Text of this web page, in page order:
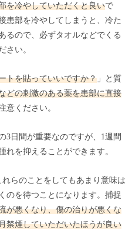
を冷やしていただくと良いで
患部を冷やしてしまうと、冷た
るので、必ずタオルなどでくる
さい。
トを貼っていいですか？ 」と質
どの刺激のある薬を患部に直接
意ください。
3日間が重要なのですが、1週間
れを抑えることができます。
らのことをしてもあまり意味は
のを待つことになります。捕捉
が悪くなり、傷の治りが悪くな
禁煙していただいたほうが良い